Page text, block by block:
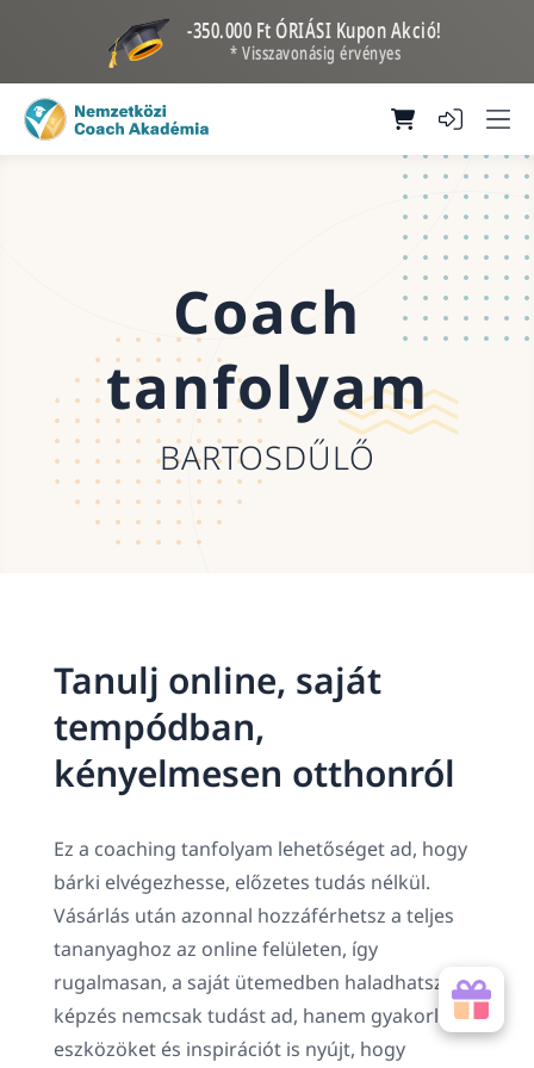
-350.000 Ft ÓRIÁSI Kupon Akció!
* Visszavonásig érvényes
Coach
tanfolyam
BARTOSDŰLŐ
Tanulj online, saját
tempódban,
kényelmesen otthonról
Ez a coaching tanfolyam lehetőséget ad, hogy
bárki elvégezhesse, előzetes tudás nélkül.
Vásárlás után azonnal hozzáférhetsz a teljes
tananyaghoz az online felületen, így
rugalmasan, a saját ütemedben haladhatsz. A
képzés nemcsak tudást ad, hanem gyakorlati
eszközöket és inspirációt is nyújt, hogy